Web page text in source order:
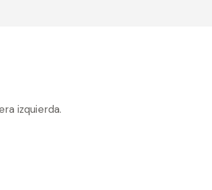
izquierda.